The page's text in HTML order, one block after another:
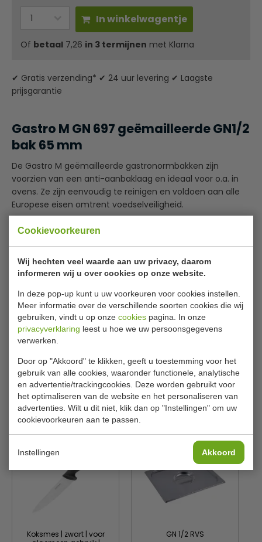
Cookievoorkeuren
Wij hechten veel waarde aan uw privacy, daarom
informeren wij u over cookies op onze website.
In deze pop-up kunt u uw voorkeuren voor cookies instellen.
Meer informatie over de verschillende soorten cookies die wij
gebruiken, vindt u op onze cookies pagina. In onze
privacyverklaring leest u hoe we uw persoonsgegevens
verwerken.
Door op "Akkoord" te klikken, geeft u toestemming voor het
gebruik van alle cookies, waaronder functionele, analytische
en advertentie/trackingcookies. Deze worden gebruikt voor
het optimaliseren van de website en het personaliseren van
advertenties. Wilt u dit niet, klik dan op "Instellingen" om uw
cookievoorkeuren aan te passen.
Instellingen Akkoord
In winkelwagentje
Of betaal 7,26 in 3 termijnen met Klarna
✔ Gratis verzending* ✔ 24 uur levering ✔ Laagste
prijsgarantie
Gastro M GN 697 geëmailleerde GN1/2
bak 65 mm
De Gastro M geëmailleerde gastronormbakken zijn
voorzien van een anti-aanbaklaag en ideaal voor o.a. in
ovens. Ze zijn eenvoudig te reinigen en voldoen aan alle
Europese eisen omtrent voedselveiligheid.
Versterkte randen
Anti-aanbaklaag
Eenvoudig te reinigen
Alleen de GN deksels van Gastro M zijn geschikt voor
deze bak
Te gebruiken in combinatie met deksels GR744, GR751
en GR758
Lees meer
Afmetingen
65(h) x 325(b) x 265(d)mm
Materiaal
Geëmailleerd
Diep
65 mm
Gerelateerde producten
Koksmes | zwart | voor
GN 1/2 RVS